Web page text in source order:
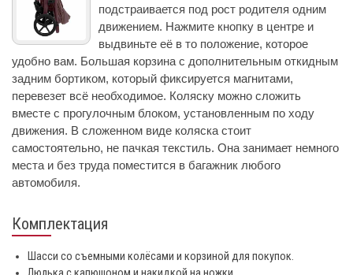
подстраивается под рост родителя одним
движением. Нажмите кнопку в центре и
выдвиньте её в то положение, которое
удобно вам. Большая корзина с дополнительным откидным
задним бортиком, который фиксируется магнитами,
перевезет всё необходимое. Коляску можно сложить
вместе с прогулочным блоком, установленным по ходу
движения. В сложенном виде коляска стоит
самостоятельно, не пачкая текстиль. Она занимает немного
места и без труда поместится в багажник любого
автомобиля.
Комплектация
Шасси со съемными колёсами и корзиной для покупок.